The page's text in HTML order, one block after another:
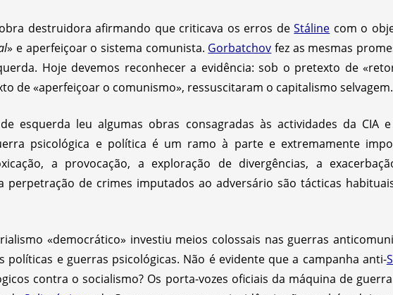
destruidora afirmando que criticava os erros deStáline com o
» e aperfeiçoar o sistema comunista. Gorbatchov fez as mesmas
Hoje devemos reconhecer a evidência: sob o pretexto de
de «aperfeiçoar o comunismo», ressuscitaram o capitalismo selvagem.
esquerda leu algumas obras consagradas às actividades da CIA
psicológica e política é um ramo à parte e extremamente
a provocação, a exploração de divergências, a
perpetração de crimes imputados ao adversário são tácticas
«democrático» investiu meios colossais nas guerras
políticas e guerras psicológicas. Não é evidente que a campanha anti-
contra o socialismo? Os porta-vozes oficiais da máquina de